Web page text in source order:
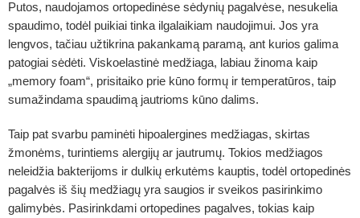
Putos, naudojamos ortopedinėse sėdynių pagalvėse, nesukelia
spaudimo, todėl puikiai tinka ilgalaikiam naudojimui. Jos yra
lengvos, tačiau užtikrina pakankamą paramą, ant kurios galima
patogiai sėdėti. Viskoelastinė medžiaga, labiau žinoma kaip
„memory foam“, prisitaiko prie kūno formų ir temperatūros, taip
sumažindama spaudimą jautrioms kūno dalims.
Taip pat svarbu paminėti hipoalergines medžiagas, skirtas
žmonėms, turintiems alergijų ar jautrumų. Tokios medžiagos
neleidžia bakterijoms ir dulkių erkutėms kauptis, todėl ortopedinės
pagalvės iš šių medžiagų yra saugios ir sveikos pasirinkimo
galimybės. Pasirinkdami ortopedines pagalves, tokias kaip